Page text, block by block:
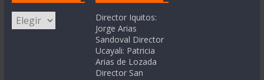
Categorías
Director Iquitos:
Jorge Arias
Sandoval Director
Ucayali: Patricia
Arias de Lozada
Director San